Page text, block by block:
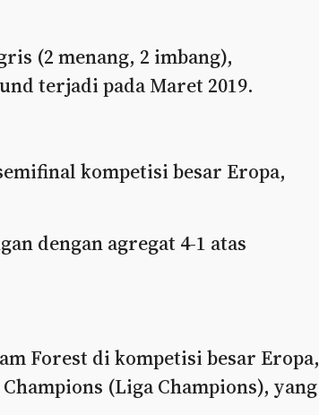
(2 menang, 2 imbang),
terjadi pada Maret 2019.
kompetisi besar Eropa,
dengan agregat 4-1 atas
Forest di kompetisi besar Eropa,
Champions (Liga Champions), yang